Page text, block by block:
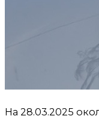
На 28.03.2025